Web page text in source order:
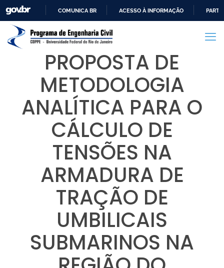
PARA
CONTEÚDO
COMUNICA BR ACESSO À INFORMAÇÃO
PROPOSTA DE
METODOLOGIA
ANALÍTICA PARA O
CÁLCULO DE
TENSÕES NA
ARMADURA DE
TRAÇÃO DE
UMBILICAIS
SUBMARINOS NA